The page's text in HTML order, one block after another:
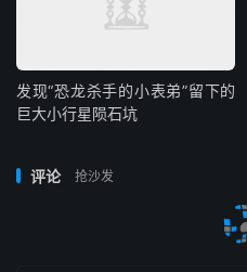
发现“恐龙杀手的小表弟”留下的
巨大小行星陨石坑
评论 抢沙发